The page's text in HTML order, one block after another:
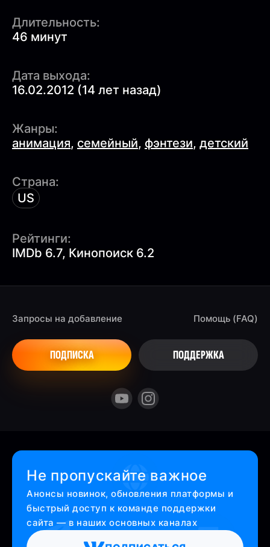
Длительность:
46 минут
Дата выхода:
16.02.2012 (14 лет назад)
Жанры:
анимация, семейный, фэнтези, детский
Страна:
US
Рейтинги:
IMDb 6.7, Кинопоиск 6.2
Запросы на добавление
ПОДПИСКА
Помощь (FAQ)
ПОДДЕРЖКА
Не пропускайте важное
Анонсы новинок, обновления платформы и
быстрый доступ к команде поддержки
сайта — в наших основных каналах